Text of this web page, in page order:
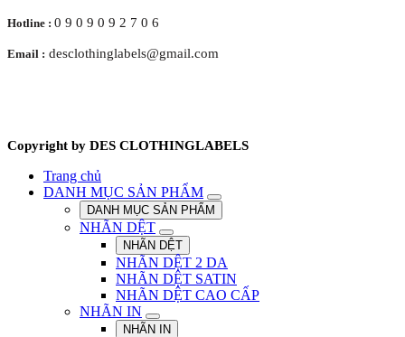
Hotline : 0 9 0 9 0 9 2 7 0 6
Email : desclothinglabels@gmail.com
Copyright by DES CLOTHINGLABELS
Trang chủ
DANH MỤC SẢN PHẨM
DANH MỤC SẢN PHẨM
NHÃN DỆT
NHÃN DỆT
NHÃN DỆT 2 DA
NHÃN DỆT SATIN
NHÃN DỆT CAO CẤP
NHÃN IN
NHÃN IN